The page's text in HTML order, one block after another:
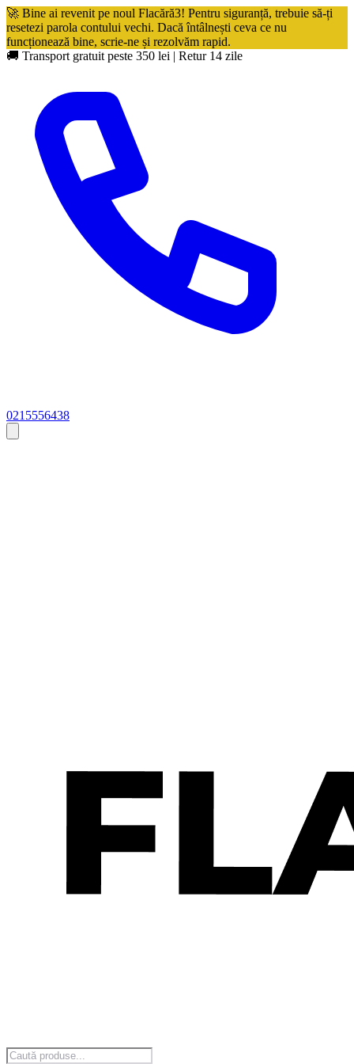
🚀 Bine ai revenit pe noul Flacără3! Pentru siguranță, trebuie să-ți
resetezi parola contului vechi. Dacă întâlnești ceva ce nu
funcționează bine, scrie-ne și rezolvăm rapid.
🚚 Transport gratuit peste 350 lei | Retur 14 zile
0215556438